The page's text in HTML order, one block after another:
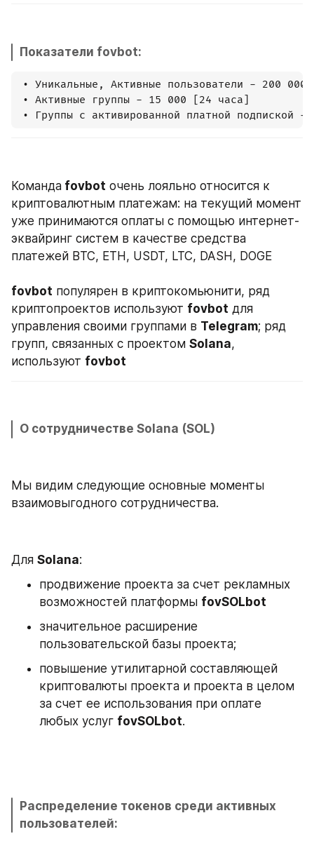
Показатели fovbot:
• Уникальные, Активные пользователи - 200
• Активные группы - 15 000 [24 часа]
• Группы с активированной платной подпиской -
Команда fovbot очень лояльно относится к
криптовалютным платежам: на текущий момент
уже принимаются оплаты с помощью интернет-
эквайринг систем в качестве средства
платежей BTC, ETH, USDT, LTC, DASH, DOGE
fovbot популярен в криптокомьюнити, ряд
криптопроектов используют fovbot для
управления своими группами в Telegram; ряд
групп, связанных с проектом Solana,
используют fovbot
О сотрудничестве Solana (SOL)
Мы видим следующие основные моменты
взаимовыгодного сотрудничества.
Для Solana:
продвижение проекта за счет рекламных
возможностей платформы fovSOLbot
значительное расширение
пользовательской базы проекта;
повышение утилитарной составляющей
криптовалюты проекта и проекта в целом
за счет ее использования при оплате
любых услуг fovSOLbot.
Распределение токенов среди активных
пользователей: